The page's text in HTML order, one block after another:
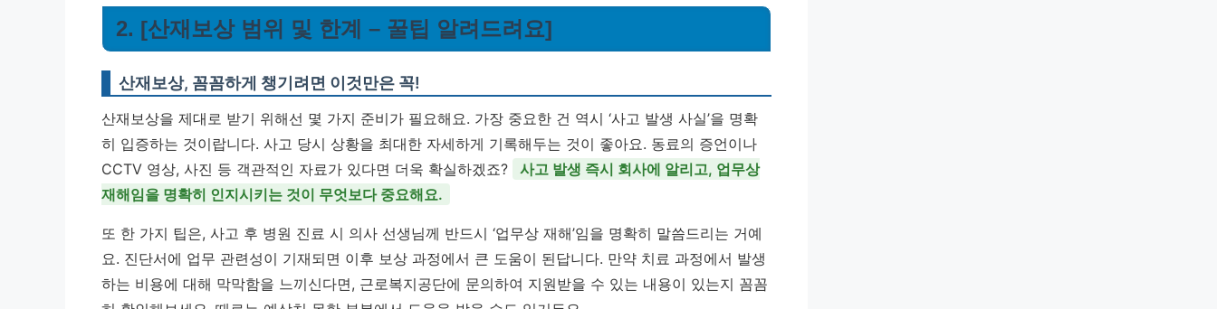
2. [산재보상 범위 및 한계 – 꿀팁 알려드려요]
산재보상, 꼼꼼하게 챙기려면 이것만은 꼭!
산재보상을 제대로 받기 위해선 몇 가지 준비가 필요해요. 가장 중요한 건 역시 ‘사고 발생 사실’을 명확
히 입증하는 것이랍니다. 사고 당시 상황을 최대한 자세하게 기록해두는 것이 좋아요. 동료의 증언이나
CCTV 영상, 사진 등 객관적인 자료가 있다면 더욱 확실하겠죠?
사고 발생 즉시 회사에 알리고, 업무상
재해임을 명확히 인지시키는 것이 무엇보다 중요해요.
또 한 가지 팁은, 사고 후 병원 진료 시 의사 선생님께 반드시 ‘업무상 재해’임을 명확히 말씀드리는 거예
요. 진단서에 업무 관련성이 기재되면 이후 보상 과정에서 큰 도움이 된답니다. 만약 치료 과정에서 발생
하는 비용에 대해 막막함을 느끼신다면, 근로복지공단에 문의하여 지원받을 수 있는 내용이 있는지 꼼꼼